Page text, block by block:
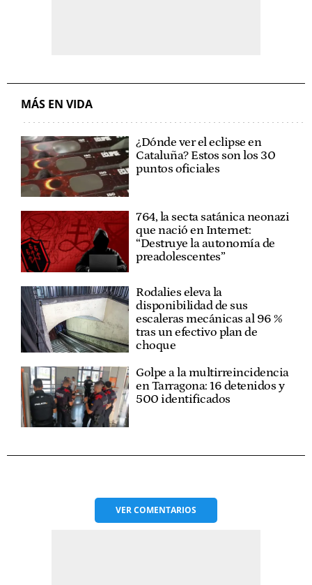
MÁS EN VIDA
¿Dónde ver el eclipse en
Cataluña? Estos son los 30
puntos oficiales
764, la secta satánica neonazi
que nació en Internet:
“Destruye la autonomía de
preadolescentes”
Rodalies eleva la
disponibilidad de sus
escaleras mecánicas al 96 %
tras un efectivo plan de
choque
Golpe a la multirreincidencia
en Tarragona: 16 detenidos y
500 identificados
VERCOMENTARIOS